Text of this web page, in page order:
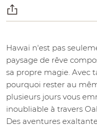
Hawaï n'est pas
paysage de rêve
sa propre magie. Avec
pourquoi rester au
plusieurs jours vous
inoubliable à travers
Des aventures